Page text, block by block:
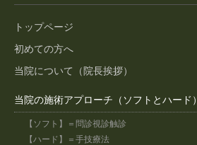
トップページ
初めての方へ
当院について（院長挨拶）
当院の施術アプローチ（ソフトとハード）
【ソフト】＝問診視診触診
【ハード】＝手技療法